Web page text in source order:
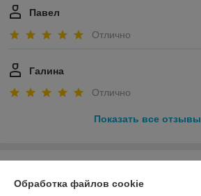
Павел
Отлично
Галина
Отлично
Показать все отзывы
Обработка файлов cookie